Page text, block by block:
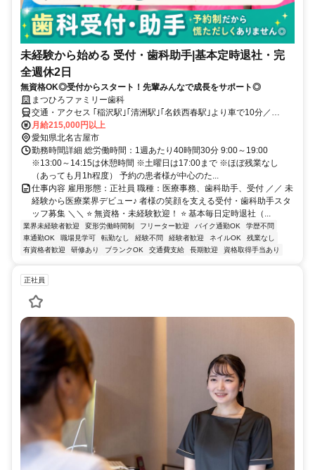
未経験から始める 受付・歯科助手|基本定時退社・完
全週休2日
無資格OK◎受付からスタート！先輩みんなで成長をサポート◎
まつひろファミリー歯科
交通・アクセス ｢稲沢駅｣｢清洲駅｣｢名鉄西春駅｣より車で10分／
R22｢中之郷｣交差点から徒歩3分／車・バイク通勤OK(駐車場完備)／
交通費支給(規定)
月給215,000円以上
愛知県北名古屋市
勤務時間詳細 総労働時間：1週あたり40時間30分 9:00～19:00
※13:00～14:15は休憩時間 ※土曜日は17:00まで ※ほぼ残業なし
（あっても月1h程度） 予約の患者様が中心のた...
仕事内容 雇用形態：正社員 職種：医療事務、歯科助手、受付 ／／ 未
経験から医療業界デビュー♪ 者様の笑顔を支える受付・歯科助手スタ
ッフ募集 ＼＼ ⭐ 無資格・未経験歓迎！ ⭐ 基本毎日定時退社（...
業界未経験者歓迎 変形労働時間制 フリーター歓迎 バイク通勤OK
学歴不問
車通勤OK
職場見学可 転勤なし 経験不問 経験者歓迎 ネイルOK
残業なし
有資格者歓迎
研修あり ブランクOK 交通費支給 長期歓迎 資格取得手当あり
正社員